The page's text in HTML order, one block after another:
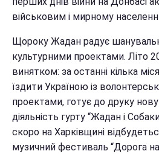
військовим і мирному
Щороку Жадан радує
культурними проектами. Літо
винятком: за останні кілька
їздити Україною із
проектами, готує до друку
діяльність гурту “Жадан і
скоро на Харківщині
музичний фестиваль “Дорога